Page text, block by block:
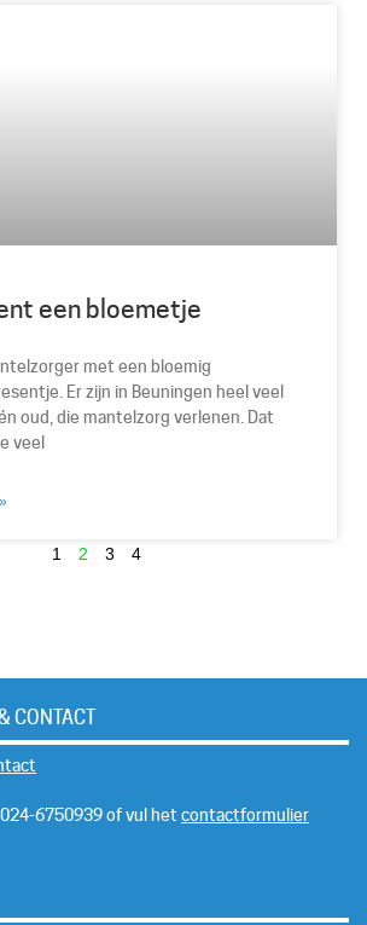
een bloemetje
met een bloemig
Er zijn in Beuningen heel veel
oud, die mantelzorg verlenen. Dat
veel
1 2 3 4
CONTACT
6750939 of vul hetcontactformulier